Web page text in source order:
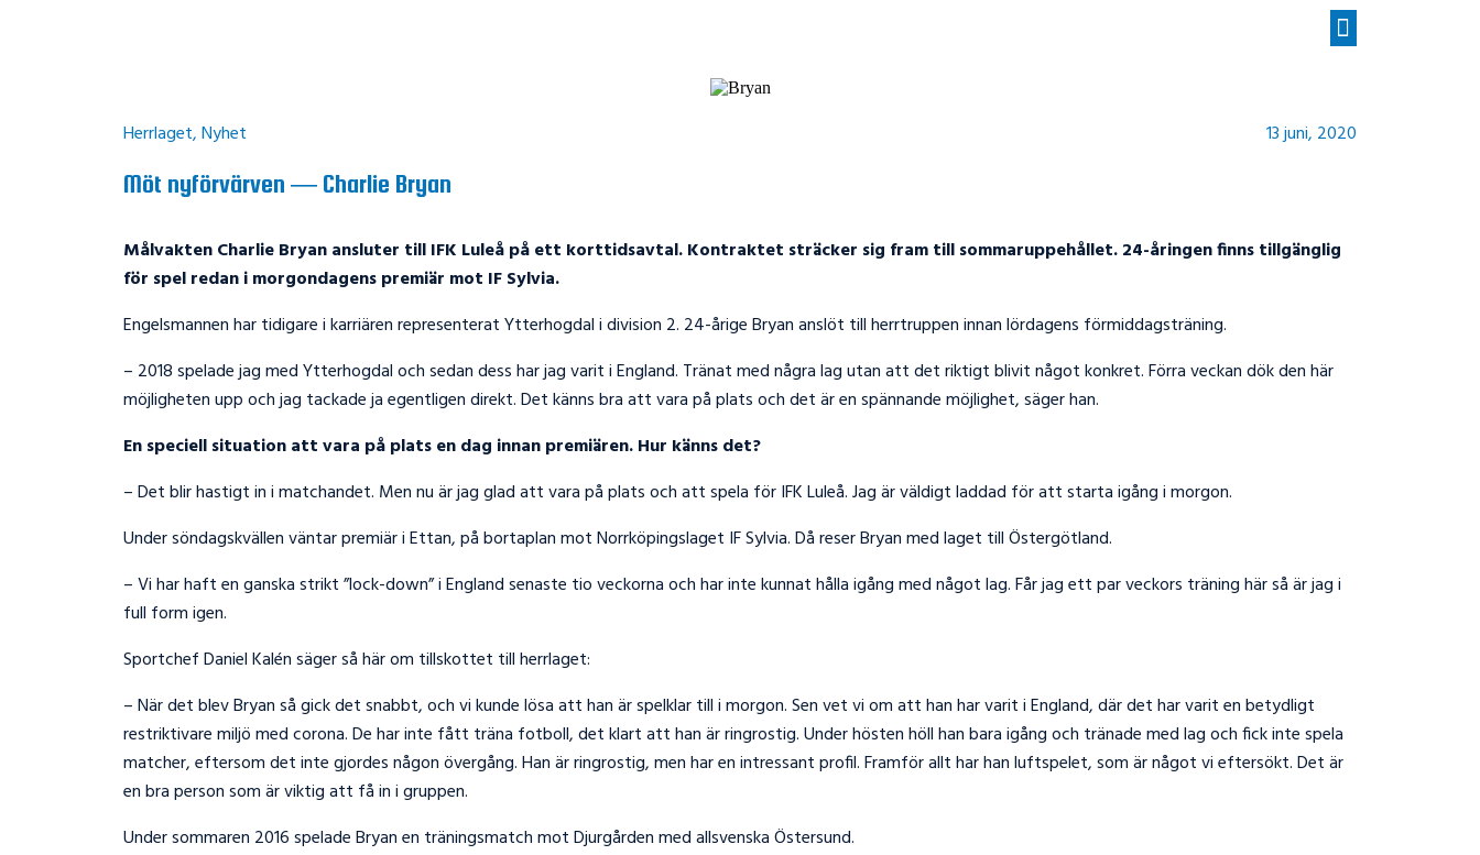
Herrlaget,Nyhet
13 juni, 2020
Möt nyförvärven — Charlie Bryan
Målvakten Charlie Bryan ansluter till IFK Luleå på ett korttidsavtal. Kontraktet sträcker sig fram till sommaruppehållet. 24-åringen finns tillgänglig
för spel redan i morgondagens premiär mot IF Sylvia.
Engelsmannen har tidigare i karriären representerat Ytterhogdal i division 2. 24-årige Bryan anslöt till herrtruppen innan lördagens förmiddagsträning.
– 2018 spelade jag med Ytterhogdal och sedan dess har jag varit i England. Tränat med några lag utan att det riktigt blivit något konkret. Förra veckan dök den här
möjligheten upp och jag tackade ja egentligen direkt. Det känns bra att vara på plats och det är en spännande möjlighet, säger han.
En speciell situation att vara på plats en dag innan premiären. Hur känns det?
– Det blir hastigt in i matchandet. Men nu är jag glad att vara på plats och att spela för IFK Luleå. Jag är väldigt laddad för att starta igång i morgon.
Under söndagskvällen väntar premiär i Ettan, på bortaplan mot Norrköpingslaget IF Sylvia. Då reser Bryan med laget till Östergötland.
– Vi har haft en ganska strikt ”lock-down” i England senaste tio veckorna och har inte kunnat hålla igång med något lag. Får jag ett par veckors träning här så är jag i
full form igen.
Sportchef Daniel Kalén säger så här om tillskottet till herrlaget:
– När det blev Bryan så gick det snabbt, och vi kunde lösa att han är spelklar till i morgon. Sen vet vi om att han har varit i England, där det har varit en betydligt
restriktivare miljö med corona. De har inte fått träna fotboll, det klart att han är ringrostig. Under hösten höll han bara igång och tränade med lag och fick inte spela
matcher, eftersom det inte gjordes någon övergång. Han är ringrostig, men har en intressant profil. Framför allt har han luftspelet, som är något vi eftersökt. Det är
en bra person som är viktig att få in i gruppen.
Under sommaren 2016 spelade Bryan en träningsmatch mot Djurgården med allsvenska Östersund.